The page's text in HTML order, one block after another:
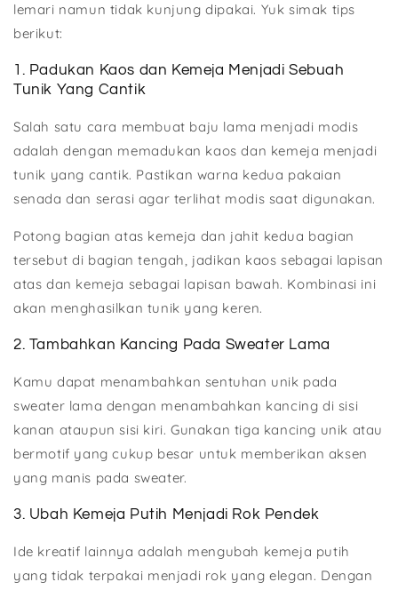
lemari namun tidak kunjung dipakai. Yuk simak tips
berikut:
1. Padukan Kaos dan Kemeja Menjadi Sebuah
Tunik Yang Cantik
Salah satu cara membuat baju lama menjadi modis
adalah dengan memadukan kaos dan kemeja menjadi
tunik yang cantik. Pastikan warna kedua pakaian
senada dan serasi agar terlihat modis saat digunakan.
Potong bagian atas kemeja dan jahit kedua bagian
tersebut di bagian tengah, jadikan kaos sebagai lapisan
atas dan kemeja sebagai lapisan bawah. Kombinasi ini
akan menghasilkan tunik yang keren.
2. Tambahkan Kancing Pada Sweater Lama
Kamu dapat menambahkan sentuhan unik pada
sweater lama dengan menambahkan kancing di sisi
kanan ataupun sisi kiri. Gunakan tiga kancing unik atau
bermotif yang cukup besar untuk memberikan aksen
yang manis pada sweater.
3. Ubah Kemeja Putih Menjadi Rok Pendek
Ide kreatif lainnya adalah mengubah kemeja putih
yang tidak terpakai menjadi rok yang elegan. Dengan